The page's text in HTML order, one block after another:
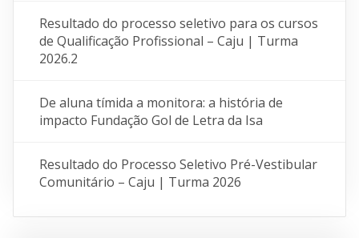
Resultado do processo seletivo para os cursos
de Qualificação Profissional – Caju | Turma
2026.2
De aluna tímida a monitora: a história de
impacto Fundação Gol de Letra da Isa
Resultado do Processo Seletivo Pré-Vestibular
Comunitário – Caju | Turma 2026